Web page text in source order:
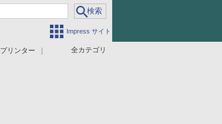
Impress サイト
全カテゴリ
プリンター